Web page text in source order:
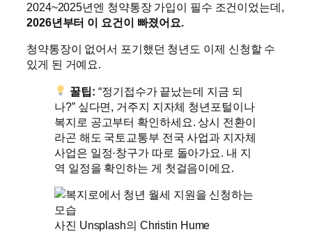
2024~2025년엔 청약통장 가입이 필수 조건이었는데,
2026년부터 이 요건이 빠졌어요.
청약통장이 없어서 포기했던 청년도 이제 신청할 수
있게 된 거예요.
꿀팁: “정기접수가 끝났는데 지금 되
나?” 싶다면, 거주지 지자체 청년포털이나
복지로 공고부터 확인하세요. 상시 전환이
라곤 해도 국토교통부 전국 사업과 지자체
사업은 일정·창구가 따로 돌아가요. 내 지
역 일정을 확인하는 게 첫걸음이에요.
사진 Unsplash의 Christin Hume